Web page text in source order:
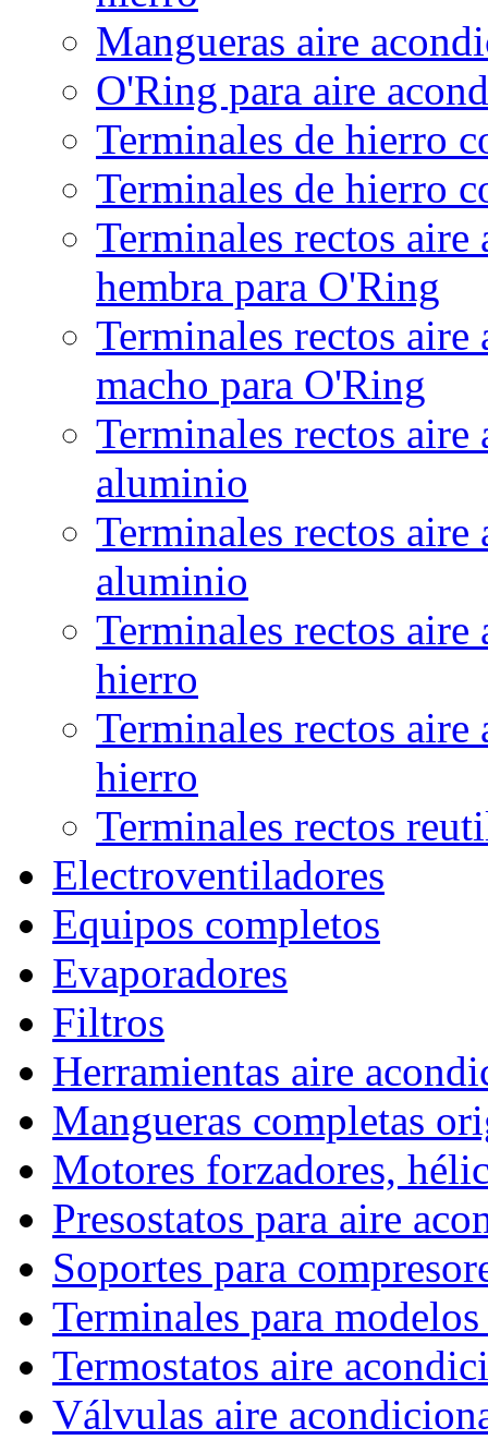
Mangueras aire
O'Ring para aire
Terminales de hierro
Terminales de hierro
Terminales rectos
hembra para O'Ring
Terminales rectos
macho para O'Ring
Terminales rectos
aluminio
Terminales rectos
aluminio
Terminales rectos
hierro
Terminales rectos
hierro
Terminales rectos
Electroventiladores
Equipos completos
Evaporadores
Filtros
Herramientas aire
Mangueras completas
Motores forzadores,
Presostatos para aire
Soportes para
Terminales para
Termostatos aire
Válvulas aire